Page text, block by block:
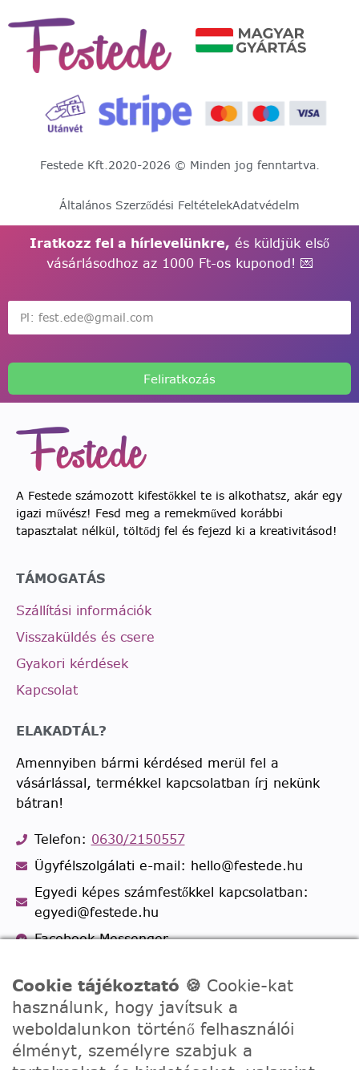
Festede Kft.2020-2026 © Minden jog fenntartva.
Általános Szerződési FeltételekAdatvédelm
Iratkozz fel a hírlevelünkre, és küldjük első
vásárlásodhoz az 1000 Ft-os kuponod! 💌
Feliratkozás
A Festede számozott kifestőkkel te is alkothatsz, akár egy
igazi művész! Fesd meg a remekműved korábbi
tapasztalat nélkül, töltődj fel és fejezd ki a kreativitásod!
TÁMOGATÁS
Szállítási információk
Visszaküldés és csere
Gyakori kérdések
Kapcsolat
ELAKADTÁL?
Amennyiben bármi kérdésed merül fel a
vásárlással, termékkel kapcsolatban írj nekünk
bátran!
Telefon: 0630/2150557
Ügyfélszolgálati e-mail: hello@festede.hu
Egyedi képes számfestőkkel kapcsolatban:
egyedi@festede.hu
Facebook Messenger
Cookie tájékoztató 🍪 Cookie-kat
használunk, hogy javítsuk a
weboldalunkon történő felhasználói
élményt, személyre szabjuk a